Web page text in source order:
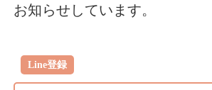
お知らせしています。
Line登録